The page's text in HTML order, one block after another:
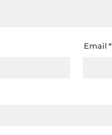
Email*